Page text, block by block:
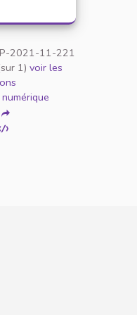
2021-11-221
1) voir les